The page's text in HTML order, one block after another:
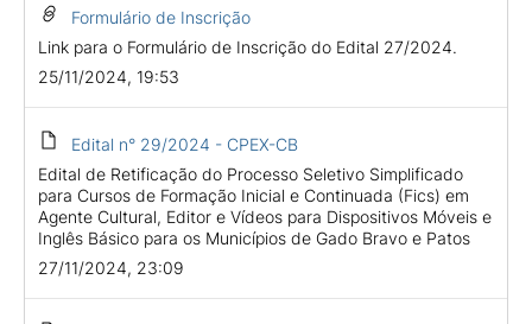
Formulário de Inscrição
Link para o Formulário de Inscrição do Edital 27/2024.
25/11/2024, 19:53
Edital n° 29/2024 - CPEX-CB
Edital de Retificação do Processo Seletivo Simplificado
para Cursos de Formação Inicial e Continuada (Fics) em
Agente Cultural, Editor e Vídeos para Dispositivos Móveis e
Inglês Básico para os Municípios de Gado Bravo e Patos
27/11/2024, 23:09